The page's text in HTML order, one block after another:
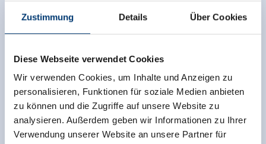
Zustimmung Details Über Cookies
Diese Webseite verwendet Cookies
Wir verwenden Cookies, um Inhalte und Anzeigen zu
personalisieren, Funktionen für soziale Medien anbieten
zu können und die Zugriffe auf unsere Website zu
analysieren. Außerdem geben wir Informationen zu Ihrer
Verwendung unserer Website an unsere Partner für
back to overview